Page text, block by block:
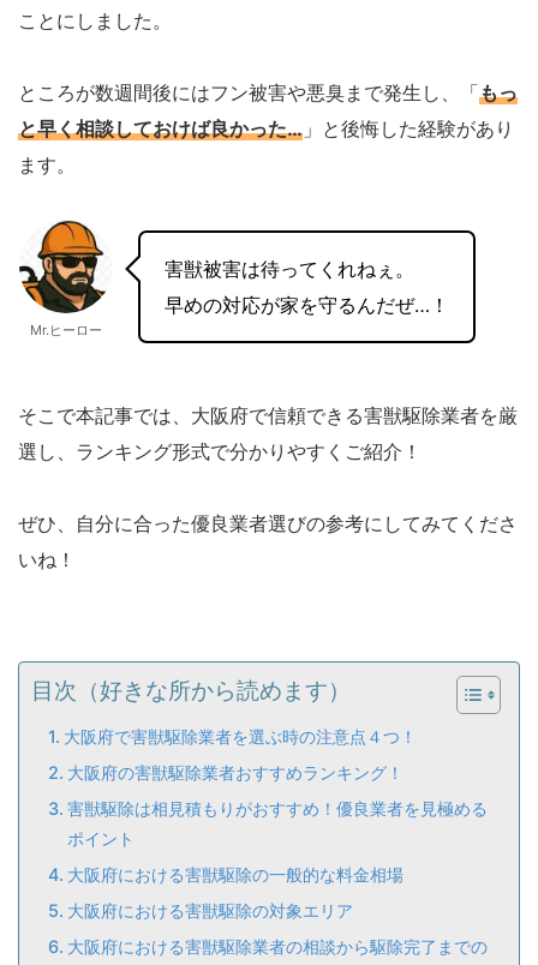
ことにしました。
ところが数週間後にはフン被害や悪臭まで発生し、「もっ
と早く相談しておけば良かった… 」と後悔した経験があり
ます。
Mr.ヒーロー
害獣被害は待ってくれねぇ。
早めの対応が家を守るんだぜ…！
そこで本記事では、大阪府で信頼できる害獣駆除業者を厳
選し、ランキング形式で分かりやすくご紹介！
ぜひ、自分に合った優良業者選びの参考にしてみてくださ
いね！
目次（好きな所から読めます）
大阪府で害獣駆除業者を選ぶ時の注意点４つ！
大阪府の害獣駆除業者おすすめランキング！
害獣駆除は相見積もりがおすすめ！優良業者を見極める
ポイント
大阪府における害獣駆除の一般的な料金相場
大阪府における害獣駆除の対象エリア
大阪府における害獣駆除業者の相談から駆除完了までの